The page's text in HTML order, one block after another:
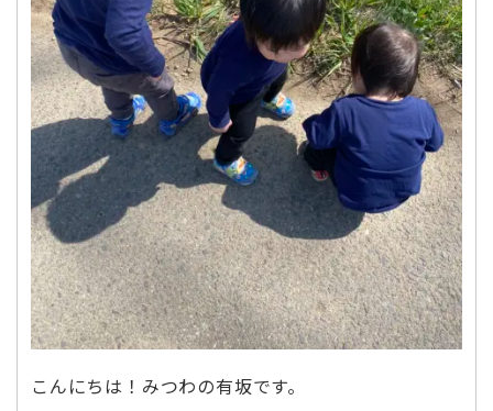
こんにちは！みつわの有坂です。